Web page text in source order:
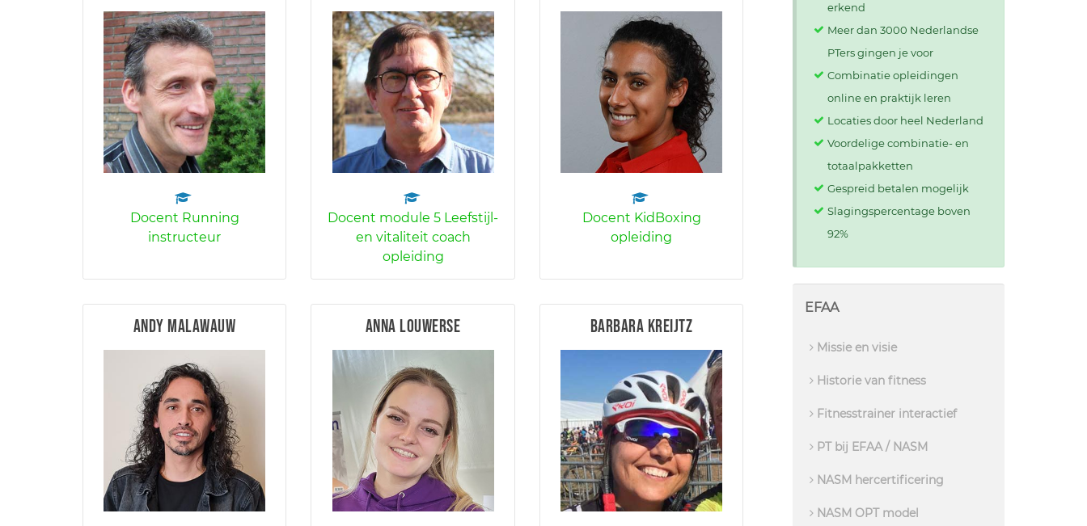
Docent Running
instructeur
Docent module 5 Leefstijl-
en vitaliteit coach
opleiding
Docent KidBoxing
opleiding
Andy Malawauw Anna Louwerse Barbara Kreijtz
erkend
Meer dan 3000 Nederlandse
PTers gingen je voor
Combinatie opleidingen
online en praktijk leren
Locaties door heel Nederland
Voordelige combinatie- en
totaalpakketten
Gespreid betalen mogelijk
Slagingspercentage boven
92%
EFAA
Missie en visie
Historie van fitness
Fitnesstrainer interactief
PT bij EFAA / NASM
NASM hercertificering
NASM OPT model